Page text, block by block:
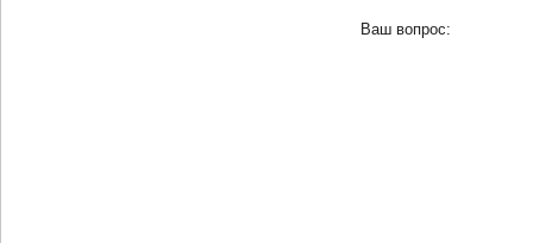
Ваш вопрос: